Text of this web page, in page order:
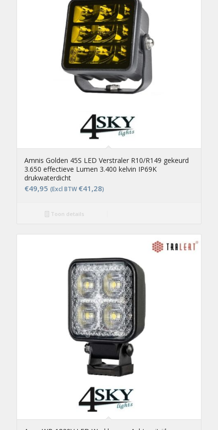
Amnis Golden 45S LED Verstraler R10/R149 gekeurd
3.650 effectieve Lumen 3.400 kelvin IP69K
drukwaterdicht
€49,95 (Excl BTW €41,28)
Toon details